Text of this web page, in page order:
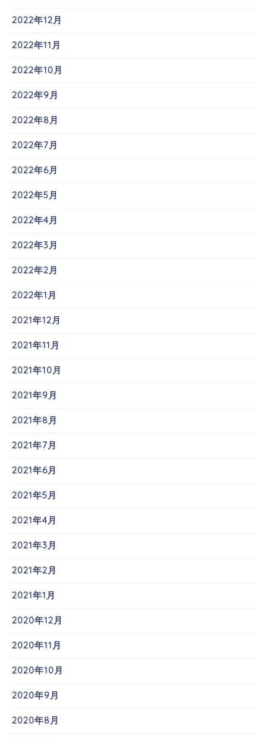
2022年12月
2022年11月
2022年10月
2022年9月
2022年8月
2022年7月
2022年6月
2022年5月
2022年4月
2022年3月
2022年2月
2022年1月
2021年12月
2021年11月
2021年10月
2021年9月
2021年8月
2021年7月
2021年6月
2021年5月
2021年4月
2021年3月
2021年2月
2021年1月
2020年12月
2020年11月
2020年10月
2020年9月
2020年8月